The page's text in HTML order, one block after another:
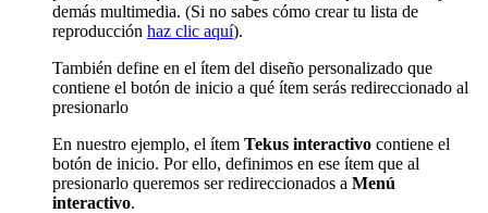
demás multimedia. (Si no sabes cómo crear tu lista de
reproducción haz clic aquí).
También define en el ítem del diseño personalizado que
contiene el botón de inicio a qué ítem serás redireccionado al
presionarlo
En nuestro ejemplo, el ítem Tekus interactivo contiene el
botón de inicio. Por ello, definimos en ese ítem que al
presionarlo queremos ser redireccionados a Menú
interactivo.